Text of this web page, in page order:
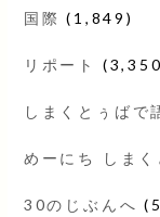
国際 (1,849)
リポート
しまくとぅばで
めーにち しまく
30のじぶんへ